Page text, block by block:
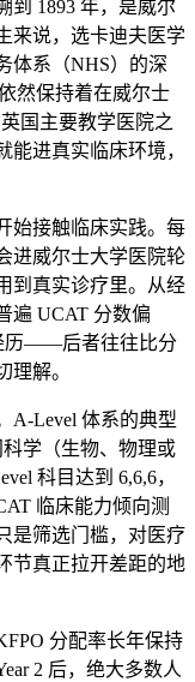
到 1893 年，是威尔
来说，选卡迪夫医学
体系（NHS）的深
然保持着在威尔士
国主要教学医院之
进真实临床环境，
始接触临床实践。每
进威尔士大学医院轮
到真实诊疗里。从经
遍 UCAT 分数偏
历——后者往往比分
理解。
A-Level 体系的典型
学（生物、物理或
科目达到 6,6,6，
临床能力倾向测
是筛选门槛，对医疗
节真正拉开差距的地
分配率长年保持
2 后，绝大多数人